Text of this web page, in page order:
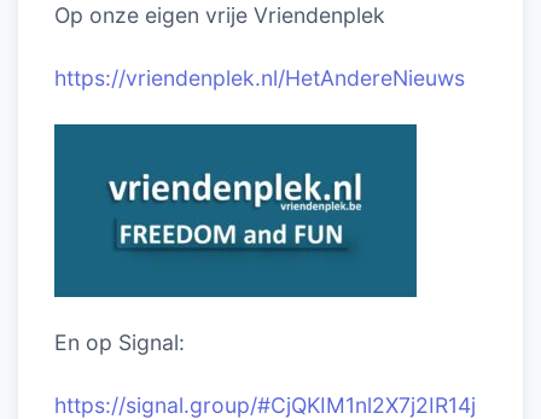
Op onze eigen vrije Vriendenplek
https://vriendenplek.nl/HetAndereNieuws
En op Signal:
https://signal.group/#CjQKIM1nl2X7j2IR14j